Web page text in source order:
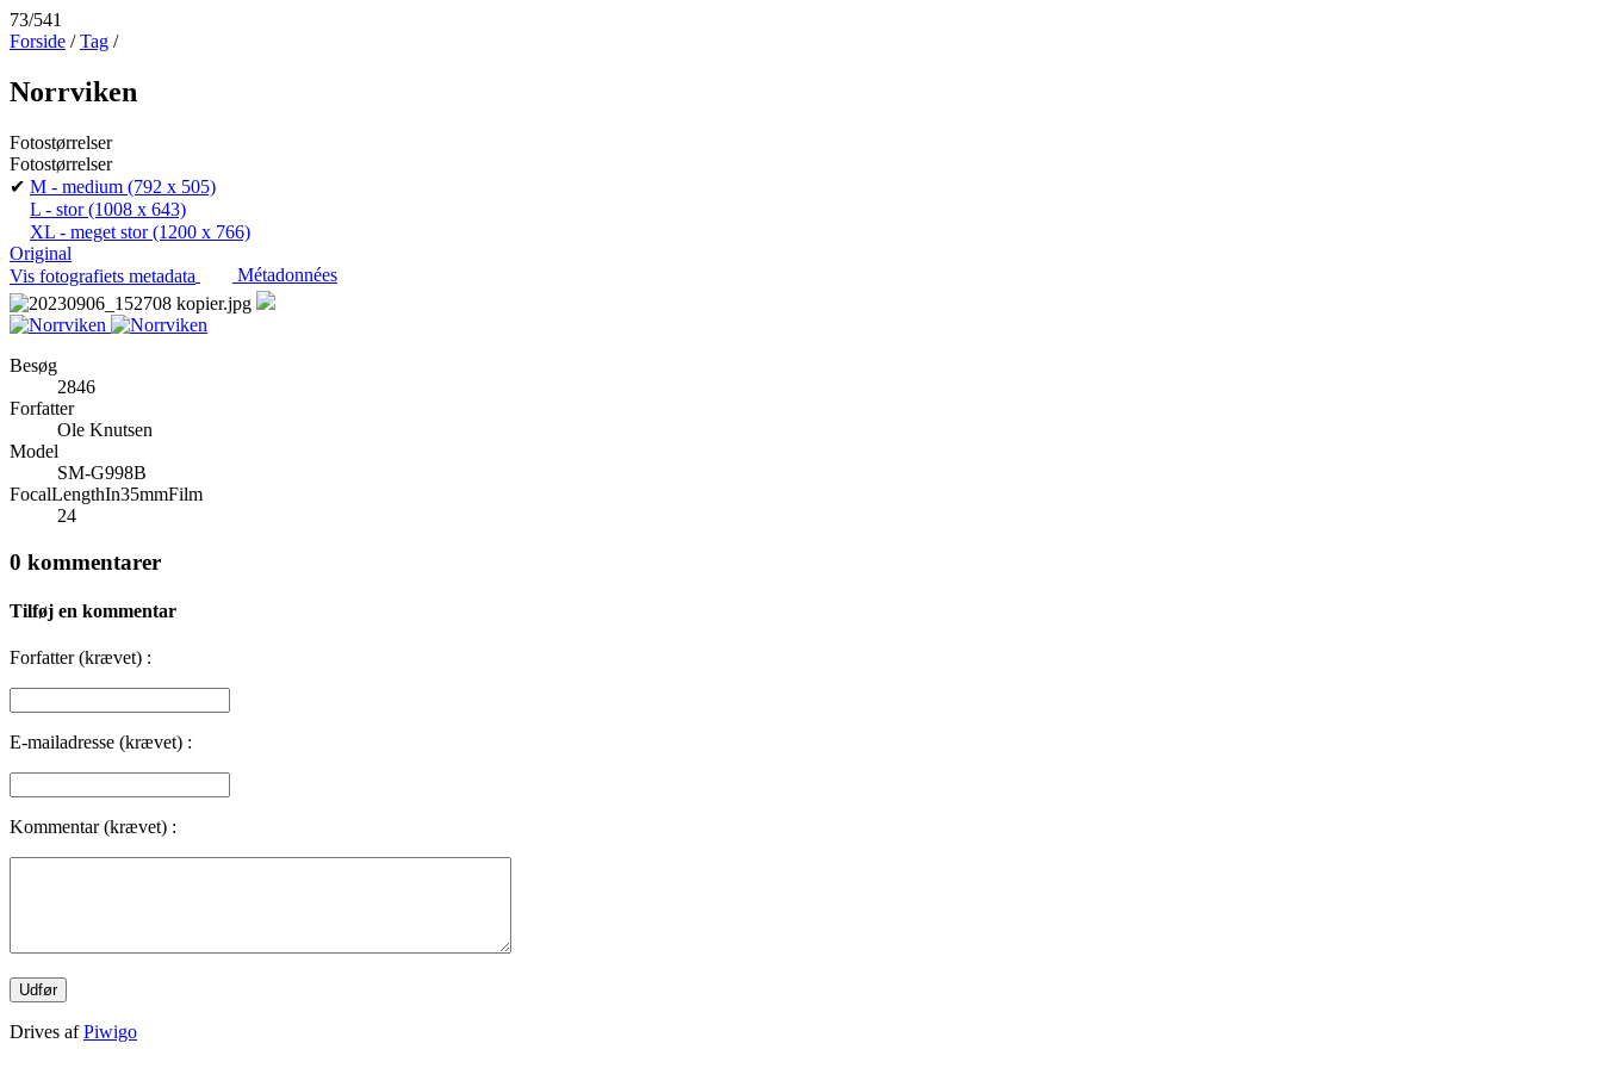
73/541
Forside /Tag /
Norrviken
Fotostørrelser
Fotostørrelser
✔ M - medium (792 x 505)
L - stor(1008 x 643)
XL - meget stor(1200 x 766)
Original
Vis fotografiets metadata
Métadonnées
Besøg
2846
Forfatter
Ole Knutsen
Model
SM-G998B
FocalLengthIn35mmFilm
24
0 kommentarer
Tilføj en kommentar
Forfatter (krævet) :
E-mailadresse (krævet) :
Kommentar (krævet) :
Drives afPiwigo